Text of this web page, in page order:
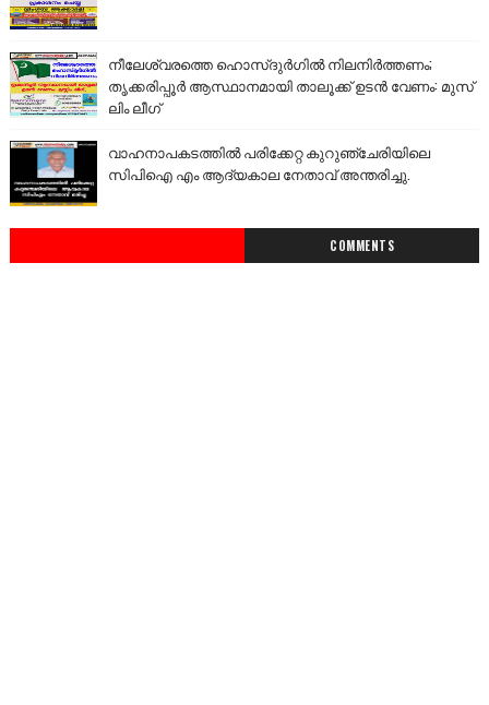
നീലേശ്വരത്തെ ഹൊസ്ദുർഗിൽ നിലനിർത്തണം;
തൃക്കരിപ്പൂർ ആസ്ഥാനമായി താലൂക്ക് ഉടൻ വേണം: മുസ്
ലിം ലീഗ്
വാഹനാപകടത്തിൽ പരിക്കേറ്റ കുറുഞ്ചേരിയിലെ
സിപിഐ എം ആദ്യകാല നേതാവ് അന്തരിച്ചു.
COMMENTS